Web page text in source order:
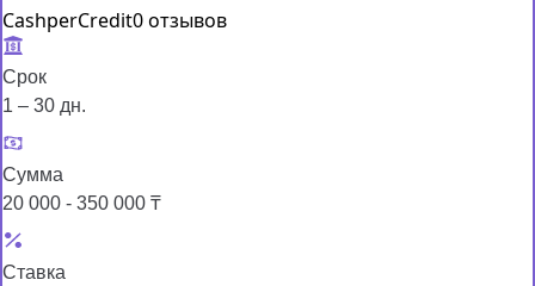
CashperCredit0 отзывов
Срок
1 – 30 дн.
Сумма
20 000 - 350 000 ₸
Ставка